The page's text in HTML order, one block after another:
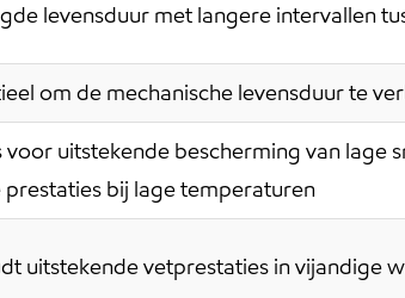
levensduur met langere intervallen
om de mechanische levensduur te
voor uitstekende bescherming van lage
bij lage temperaturen
uitstekende vetprestaties in vijandige